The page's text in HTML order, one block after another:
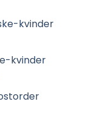
kvinder
kvinder